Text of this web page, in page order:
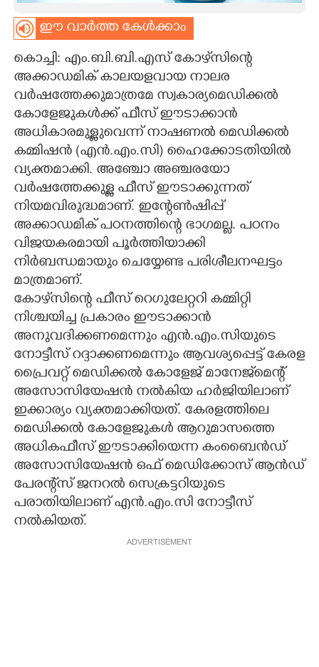
ASTRO
LITERATURE
ZOOM
CONTACT US
ഈ വാർത്ത കേൾക്കാം
കൊച്ചി: എം.ബി.ബി.എസ് കോഴ്‌സിന്റെ
അക്കാഡമിക് കാലയളവായ നാലര
വർഷത്തേക്കുമാത്രമേ സ്വകാര്യമെഡിക്കൽ
കോളേജുകൾക്ക് ഫീസ് ഈടാക്കാൻ
അധികാരമുള്ളുവെന്ന് നാഷണൽ മെഡിക്കൽ
കമ്മിഷൻ (എൻ.എം.സി) ഹൈക്കോടതിയിൽ
വ്യക്തമാക്കി. അഞ്ചോ അഞ്ചരയോ
വർഷത്തേക്കുള്ള ഫീസ് ഈടാക്കുന്നത്
നിയമവിരുദ്ധമാണ്. ഇന്റേൺഷിപ്പ്
അക്കാഡമിക് പഠനത്തിന്റെ ഭാഗമല്ല. പഠനം
വിജയകരമായി പൂർത്തിയാക്കി
നിർബന്ധമായും ചെയ്യേണ്ട പരിശീലനഘട്ടം
മാത്രമാണ്.
കോഴ്‌സിന്റെ ഫീസ് റെഗുലേറ്ററി കമ്മിറ്റി
നിശ്ചയിച്ച പ്രകാരം ഈടാക്കാൻ
അനുവദിക്കണമെന്നും എൻ.എം.സിയുടെ
നോട്ടീസ് റദ്ദാക്കണമെന്നും ആവശ്യപ്പെട്ട് കേരള
പ്രൈവറ്റ് മെഡിക്കൽ കോളേജ് മാനേജ്‌മെന്റ്
അസോസിയേഷൻ നൽകിയ ഹർജിയിലാണ്
ഇക്കാര്യം വ്യക്തമാക്കിയത്. കേരളത്തിലെ
മെഡിക്കൽ കോളേജുകൾ ആറുമാസത്തെ
അധികഫീസ് ഈടാക്കിയെന്ന കംബൈൻഡ്
അസോസിയേഷൻ ഒഫ് മെഡിക്കോസ് ആൻഡ്
പേരന്റ്‌സ് ജനറൽ സെക്രട്ടറിയുടെ
പരാതിയിലാണ് എൻ.എം.സി നോട്ടീസ്
നൽകിയത്.
ADVERTISEMENT